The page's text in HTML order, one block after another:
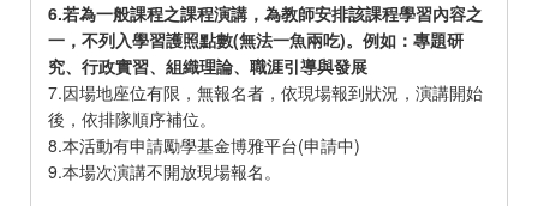
6.若為一般課程之課程演講，為教師安排該課程學習內容之
一，不列入學習護照點數(無法一魚兩吃)。例如：專題研
究、行政實習、組織理論、職涯引導與發展
7.因場地座位有限，無報名者，依現場報到狀況，演講開始
後，依排隊順序補位。
8.本活動有申請勵學基金博雅平台(申請中)
9.本場次演講不開放現場報名。